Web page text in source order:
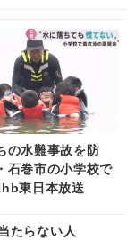
の水難事故を防
巻市の小学校で
東日本放送
たらない人